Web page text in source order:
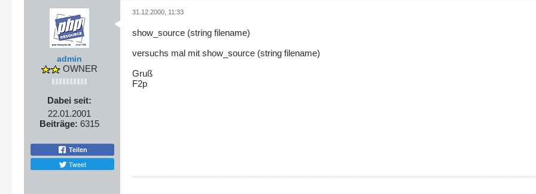
admin
OWNER
Dabei seit:
22.01.2001
Beiträge: 6315
Teilen
Tweet
31.12.2000, 11:33
show_source (string filename)
versuchs mal mit show_source (string filename)
Gruß
F2p